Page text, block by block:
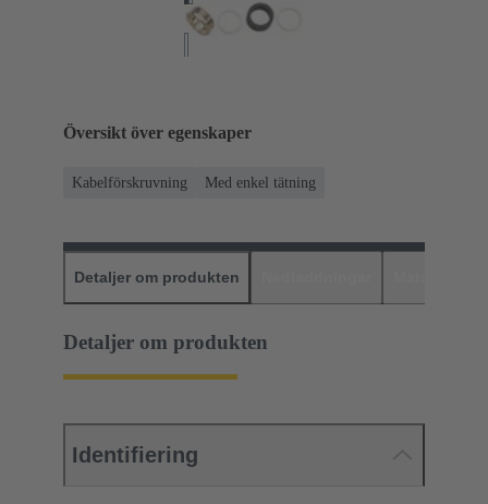
Översikt över egenskaper
Kabelförskruvning Med enkel tätning
Detaljer om produkten
Detaljer om produkten
Identifiering